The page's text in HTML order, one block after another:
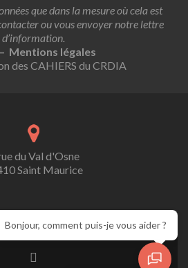
que dans la mesure où cela est
ou vous envoyer notre lettre
d’information.
Mentions légales
des CAHIERS du CRDIA
du Val d'Osne
Saint Maurice
Bonjour, comment puis-je vous aider ?